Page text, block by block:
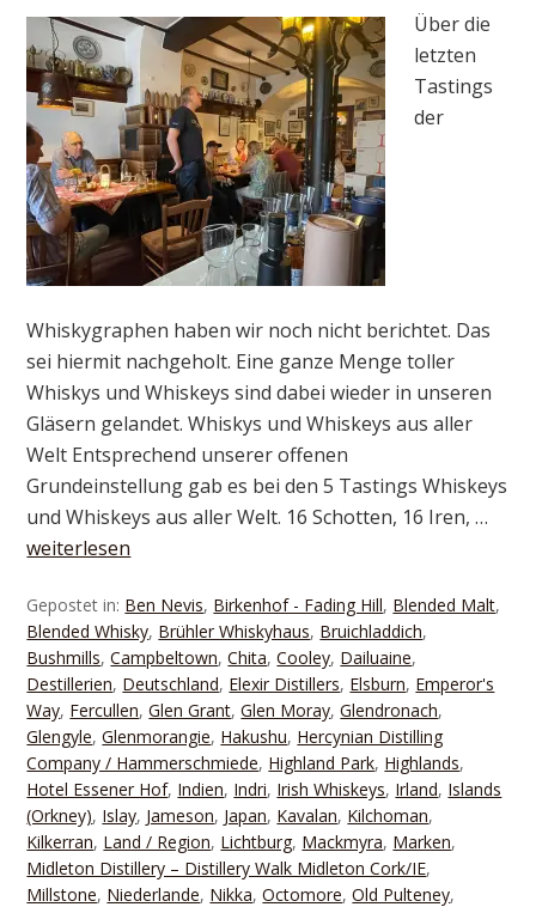
Über die
letzten
Tastings
der
Whiskygraphen haben wir noch nicht berichtet. Das
sei hiermit nachgeholt. Eine ganze Menge toller
Whiskys und Whiskeys sind dabei wieder in unseren
Gläsern gelandet. Whiskys und Whiskeys aus aller
Welt Entsprechend unserer offenen
Grundeinstellung gab es bei den 5 Tastings Whiskeys
und Whiskeys aus aller Welt. 16 Schotten, 16 Iren, …
weiterlesen
Gepostet in: Ben Nevis, Birkenhof - Fading Hill, Blended Malt,
Blended Whisky, Brühler Whiskyhaus, Bruichladdich,
Bushmills,Campbeltown,Chita,Cooley, Dailuaine,
Destillerien, Deutschland, Elexir Distillers, Elsburn, Emperor's
Way, Fercullen,Glen Grant,Glen Moray,Glendronach,
Glengyle,Glenmorangie, Hakushu, Hercynian Distilling
Company / Hammerschmiede, Highland Park, Highlands,
Hotel Essener Hof, Indien, Indri, Irish Whiskeys, Irland, Islands
(Orkney), Islay, Jameson, Japan, Kavalan, Kilchoman,
Kilkerran, Land / Region, Lichtburg, Mackmyra, Marken,
Midleton Distillery – Distillery Walk Midleton Cork/IE,
Millstone, Niederlande, Nikka,Octomore,Old Pulteney,